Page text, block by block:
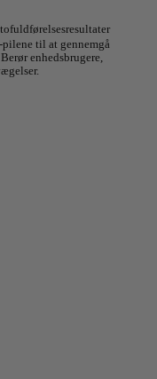
til at gennemgå
enhedsbrugere,